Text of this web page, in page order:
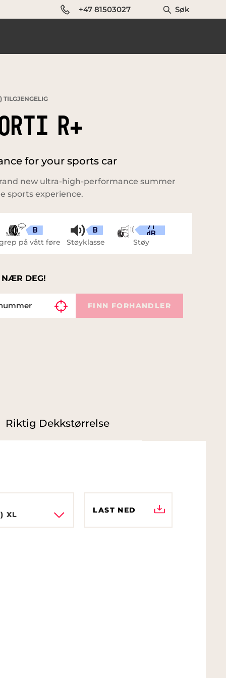
+47 81503027 Søk
TILGJENGELIG
R+
for your sports car
new ultra-high-performance summer
sports experience.
B
på vått føre
B
Støyklasse
71
dB
Støy
NÆR DEG!
FINN FORHANDLER
Riktig Dekkstørrelse
XL
LAST NED